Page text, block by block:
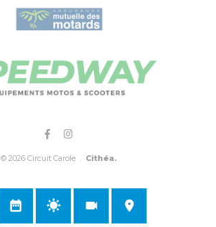
© 2026 Circuit Carole . Cithéa.